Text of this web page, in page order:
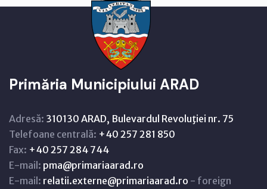
Primăria Municipiului ARAD
Adresă: 310130 ARAD, Bulevardul Revoluţiei nr. 75
Telefoane centrală: +40 257 281 850
Fax: +40 257 284 744
E-mail: pma@primariaarad.ro
E-mail: relatii.externe@primariaarad.ro - foreign